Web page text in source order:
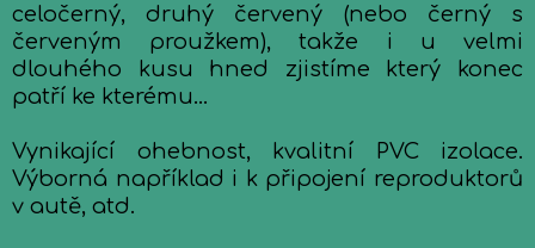
celočerný, druhý červený (nebo černý s
červeným proužkem), takže i u velmi
dlouhého kusu hned zjistíme který konec
patří ke kterému...
Vynikající ohebnost, kvalitní PVC izolace.
Výborná například i k připojení reproduktorů
v autě, atd.